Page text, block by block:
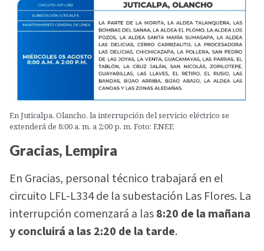
En Juticalpa, Olancho, la interrupción del servicio eléctrico se
extenderá de 8:00 a. m. a 2:00 p. m. Foto: ENEE
Gracias, Lempira
En Gracias, personal técnico trabajará en el
circuito LFL-L334 de la subestación Las Flores. La
interrupción comenzará a las8:20 de la mañana
y concluirá a las 2:20 de la tarde.